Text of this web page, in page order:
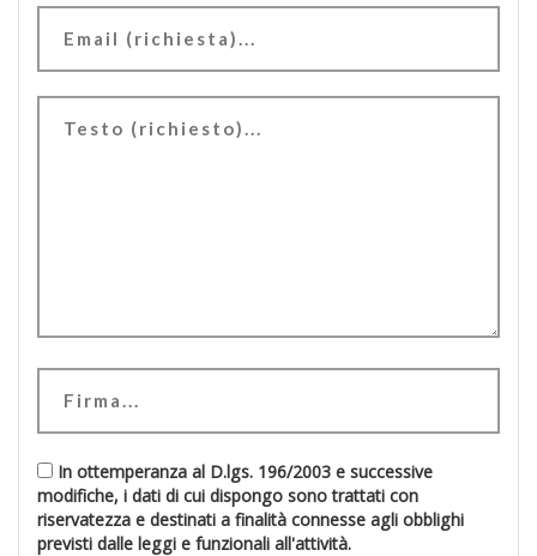
In ottemperanza al D.lgs. 196/2003 e successive
modifiche, i dati di cui dispongo sono trattati con
riservatezza e destinati a finalità connesse agli obblighi
previsti dalle leggi e funzionali all'attività.